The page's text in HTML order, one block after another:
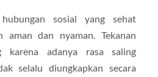
sosial yang sehat
aman dan nyaman. Tekanan
karena adanya rasa saling
selalu diungkapkan secara